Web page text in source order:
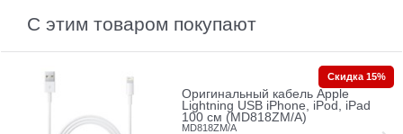
С этим товаром покупают
Оригинальный кабель Apple
Lightning USB iPhone, iPod, iPad
100 см (MD818ZM/A)
MD818ZM/A
Скидка 15%